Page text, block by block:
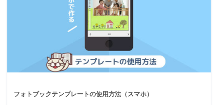
フォトブックテンプレートの使用方法（スマホ）